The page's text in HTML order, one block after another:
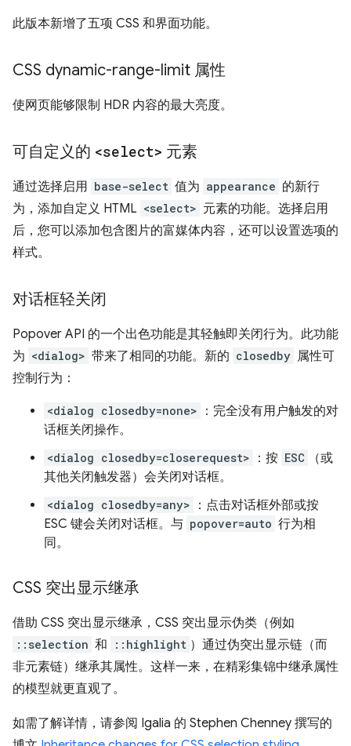
此版本新增了五项 CSS 和界面功能。
CSS dynamic-range-limit 属性
使网页能够限制 HDR 内容的最大亮度。
可自定义的 <select> 元素
通过选择启用 base-select 值为 appearance 的新行
为，添加自定义 HTML <select> 元素的功能。选择启用
后，您可以添加包含图片的富媒体内容，还可以设置选项的
样式。
对话框轻关闭
Popover API 的一个出色功能是其轻触即关闭行为。此功能
为 <dialog> 带来了相同的功能。新的 closedby 属性可
控制行为：
<dialog closedby=none>
：完全没有用户触发的对
话框关闭操作。
<dialog closedby=closerequest> ：按 ESC
（或
其他关闭触发器）会关闭对话框。
<dialog closedby=any>
：点击对话框外部或按
ESC 键会关闭对话框。与 popover=auto 行为相
同。
CSS 突出显示继承
借助 CSS 突出显示继承，CSS 突出显示伪类（例如
::selection 和 ::highlight ）通过伪突出显示链（而
非元素链）继承其属性。这样一来，在精彩集锦中继承属性
的模型就更直观了。
如需了解详情，请参阅 Igalia 的 Stephen Chenney 撰写的